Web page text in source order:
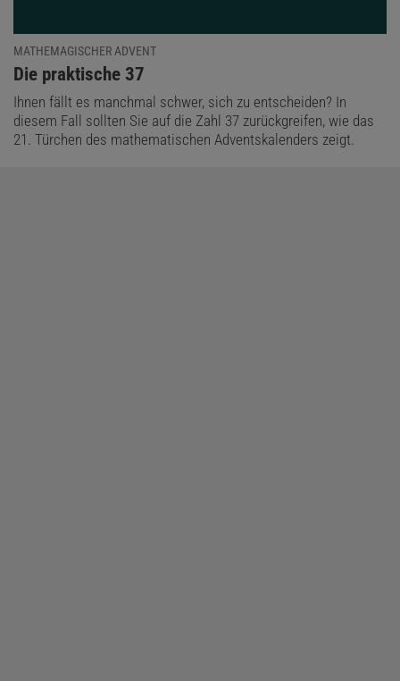
MATHEMAGISCHER ADVENT
:
Die praktische 37
Ihnen fällt es manchmal schwer, sich zu entscheiden? In
diesem Fall sollten Sie auf die Zahl 37 zurückgreifen, wie das
21. Türchen des mathematischen Adventskalenders zeigt.